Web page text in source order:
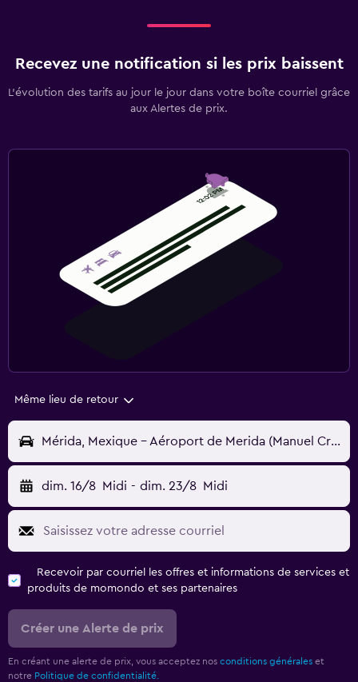
Recevez une notification si les prix baissent
L’évolution des tarifs au jour le jour dans votre boîte courriel grâce
aux Alertes de prix.
Même lieu de retour
Mérida, Mexique - Aéroport de Merida (Manuel Crecencio Rejon) (MID)
dim. 16/8 Midi - dim. 23/8 Midi
Recevoir par courriel les offres et informations de services et
produits de momondo et ses partenaires
Créer une Alerte de prix
En créant une alerte de prix, vous acceptez nos conditions générales et
notre Politique de confidentialité.